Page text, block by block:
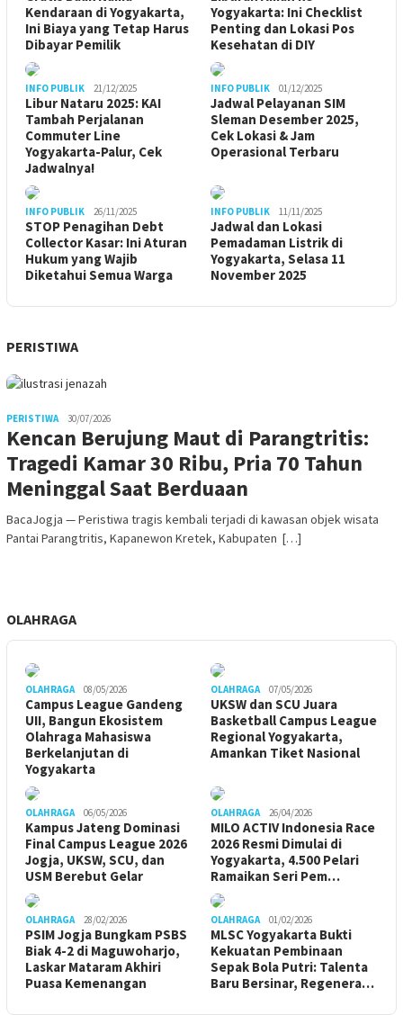
Kendaraan di Yogyakarta,
Ini Biaya yang Tetap Harus
Dibayar Pemilik
Yogyakarta: Ini Checklist
Penting dan Lokasi Pos
Kesehatan di DIY
INFO PUBLIK 21/12/2025
Libur Nataru 2025: KAI
Tambah Perjalanan
Commuter Line
Yogyakarta-Palur, Cek
Jadwalnya!
INFO PUBLIK 01/12/2025
Jadwal Pelayanan SIM
Sleman Desember 2025,
Cek Lokasi & Jam
Operasional Terbaru
INFO PUBLIK 26/11/2025
STOP Penagihan Debt
Collector Kasar: Ini Aturan
Hukum yang Wajib
Diketahui Semua Warga
INFO PUBLIK 11/11/2025
Jadwal dan Lokasi
Pemadaman Listrik di
Yogyakarta, Selasa 11
November 2025
PERISTIWA
PERISTIWA 30/07/2026
Kencan Berujung Maut di Parangtritis:
Tragedi Kamar 30 Ribu, Pria 70 Tahun
Meninggal Saat Berduaan
BacaJogja — Peristiwa tragis kembali terjadi di kawasan objek wisata
Pantai Parangtritis, Kapanewon Kretek, Kabupaten […]
OLAHRAGA
OLAHRAGA 08/05/2026
Campus League Gandeng
UII, Bangun Ekosistem
Olahraga Mahasiswa
Berkelanjutan di
Yogyakarta
OLAHRAGA 07/05/2026
UKSW dan SCU Juara
Basketball Campus League
Regional Yogyakarta,
Amankan Tiket Nasional
OLAHRAGA 06/05/2026
Kampus Jateng Dominasi
Final Campus League 2026
Jogja, UKSW, SCU, dan
USM Berebut Gelar
OLAHRAGA 26/04/2026
MILO ACTIV Indonesia Race
2026 Resmi Dimulai di
Yogyakarta, 4.500 Pelari
Ramaikan Seri Pem…
OLAHRAGA 28/02/2026
PSIM Jogja Bungkam PSBS
Biak 4-2 di Maguwoharjo,
Laskar Mataram Akhiri
Puasa Kemenangan
OLAHRAGA 01/02/2026
MLSC Yogyakarta Bukti
Kekuatan Pembinaan
Sepak Bola Putri: Talenta
Baru Bersinar, Regenera…